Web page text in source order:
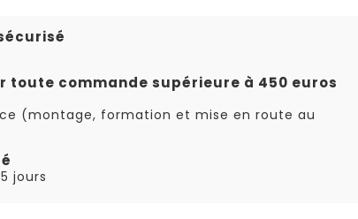
toute commande supérieure à 450 euros
(montage, formation et mise en route au
jours